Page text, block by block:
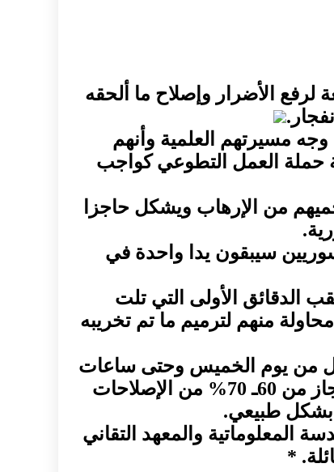
الأضرار وإصلاح ما ألحقه
مسيرتهم العلمية وأنهم
حملة العمل التطوعي كواجب
من الإرهاب ويشكل حاجزا
سيبقون يدا واحدة في
الدقائق الأولى التي تلت
منهم لترميم ما تم تخريبه
من يوم الخميس وحتى ساعات
متأخرة ليلا وعلى مدار أيام العطل التي تلت الانفجار ونتيجة لهذه الجهود الجبارة تم انجاز من 60ـ 70% من الإصلاحات
بشكل طبيعي.
المعلوماتية والمعهد التقاني
*